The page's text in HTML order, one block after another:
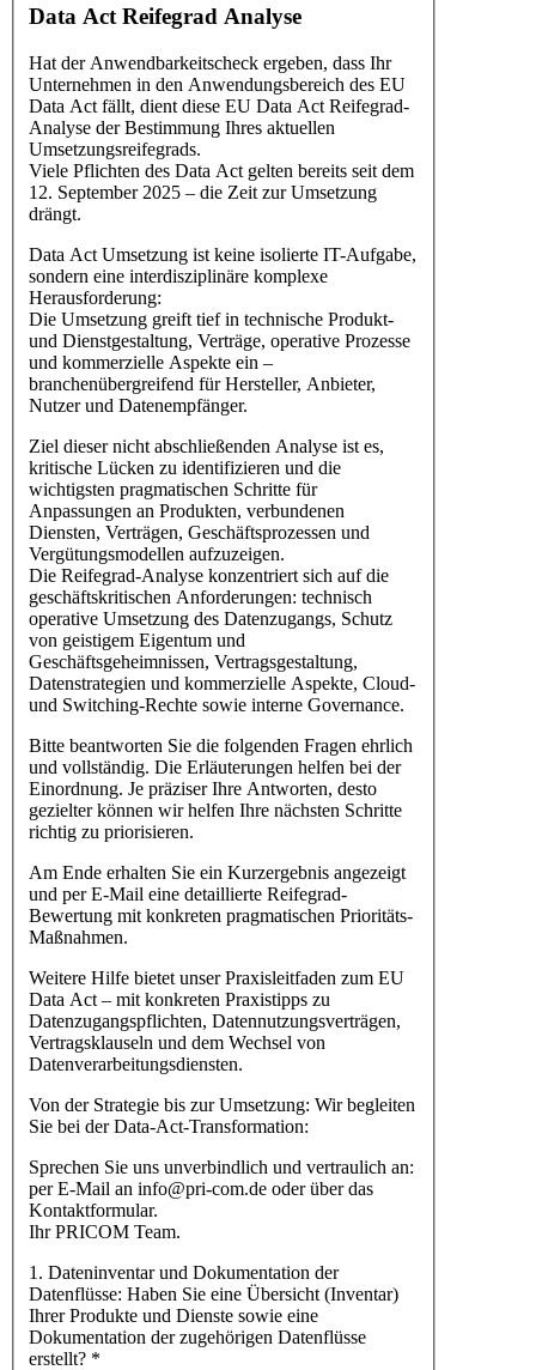
Data Act Reifegrad Analyse
Hat der Anwendbarkeitscheck ergeben, dass Ihr
Unternehmen in den Anwendungsbereich des EU
Data Act fällt, dient diese EU Data Act Reifegrad-
Analyse der Bestimmung Ihres aktuellen
Umsetzungsreifegrads.
Viele Pflichten des Data Act gelten bereits seit dem
12. September 2025 – die Zeit zur Umsetzung
drängt.
Data Act Umsetzung ist keine isolierte IT-Aufgabe,
sondern eine interdisziplinäre komplexe
Herausforderung:
Die Umsetzung greift tief in technische Produkt-
und Dienstgestaltung, Verträge, operative Prozesse
und kommerzielle Aspekte ein –
branchenübergreifend für Hersteller, Anbieter,
Nutzer und Datenempfänger.
Ziel dieser nicht abschließenden Analyse ist es,
kritische Lücken zu identifizieren und die
wichtigsten pragmatischen Schritte für
Anpassungen an Produkten, verbundenen
Diensten, Verträgen, Geschäftsprozessen und
Vergütungsmodellen aufzuzeigen.
Die Reifegrad-Analyse konzentriert sich auf die
geschäftskritischen Anforderungen: technisch
operative Umsetzung des Datenzugangs, Schutz
von geistigem Eigentum und
Geschäftsgeheimnissen, Vertragsgestaltung,
Datenstrategien und kommerzielle Aspekte, Cloud-
und Switching-Rechte sowie interne Governance.
Bitte beantworten Sie die folgenden Fragen ehrlich
und vollständig. Die Erläuterungen helfen bei der
Einordnung. Je präziser Ihre Antworten, desto
gezielter können wir helfen Ihre nächsten Schritte
richtig zu priorisieren.
Am Ende erhalten Sie ein Kurzergebnis angezeigt
und per E-Mail eine detaillierte Reifegrad-
Bewertung mit konkreten pragmatischen Prioritäts-
Maßnahmen.
Weitere Hilfe bietet unser Praxisleitfaden zum EU
Data Act – mit konkreten Praxistipps zu
Datenzugangspflichten, Datennutzungsverträgen,
Vertragsklauseln und dem Wechsel von
Datenverarbeitungsdiensten.
Von der Strategie bis zur Umsetzung: Wir begleiten
Sie bei der Data-Act-Transformation:
Sprechen Sie uns unverbindlich und vertraulich an:
per E-Mail an info@pri-com.de oder über das
Kontaktformular.
Ihr PRICOM Team.
1. Dateninventar und Dokumentation der
Datenflüsse: Haben Sie eine Übersicht (Inventar)
Ihrer Produkte und Dienste sowie eine
Dokumentation der zugehörigen Datenflüsse
erstellt? *